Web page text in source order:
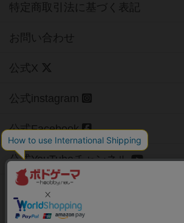
特定商取引法に基づく表記
お問い合わせ
公式X
公式instagram
公式Facebook
公式YouTubeチャンネル